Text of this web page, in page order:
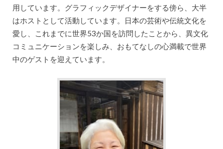
用しています。グラフィックデザイナーをする傍ら、大半
はホストとして活動しています。日本の芸術や伝統文化を
愛し、これまでに世界53か国を訪問したことから、異文化
コミュニケーションを楽しみ、おもてなしの心満載で世界
中のゲストを迎えています。